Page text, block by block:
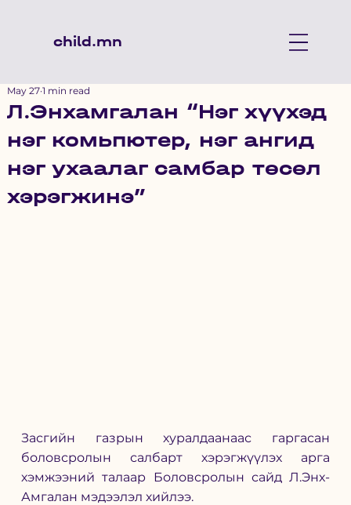
child.mn
Л.Энхамгалан “Нэг хүүхэд
нэг комьпютер, нэг ангид
нэг ухаалаг самбар төсөл
хэрэгжинэ”
May 27 1 min read
Засгийн газрын хуралдаанаас гаргасан
боловсролын салбарт хэрэгжүүлэх арга
хэмжээний талаар Боловсролын сайд Л.Энх-
Амгалан мэдээлэл хийлээ.